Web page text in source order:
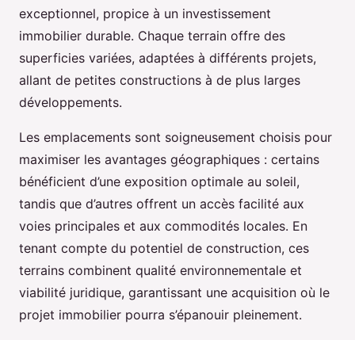
exceptionnel, propice à un investissement
immobilier durable. Chaque terrain offre des
superficies variées, adaptées à différents projets,
allant de petites constructions à de plus larges
développements.
Les emplacements sont soigneusement choisis pour
maximiser les avantages géographiques : certains
bénéficient d’une exposition optimale au soleil,
tandis que d’autres offrent un accès facilité aux
voies principales et aux commodités locales. En
tenant compte du potentiel de construction, ces
terrains combinent qualité environnementale et
viabilité juridique, garantissant une acquisition où le
projet immobilier pourra s’épanouir pleinement.